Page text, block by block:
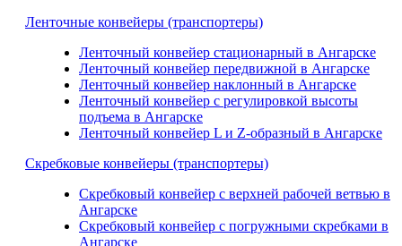
Ленточные конвейеры (транспортеры)
Ленточный конвейер стационарный в Ангарске
Ленточный конвейер передвижной в Ангарске
Ленточный конвейер наклонный в Ангарске
Ленточный конвейер с регулировкой высоты
подъема в Ангарске
Ленточный конвейер L и Z-образный в Ангарске
Скребковые конвейеры (транспортеры)
Скребковый конвейер с верхней рабочей ветвью в
Ангарске
Скребковый конвейер с погружными скребками в
Ангарске